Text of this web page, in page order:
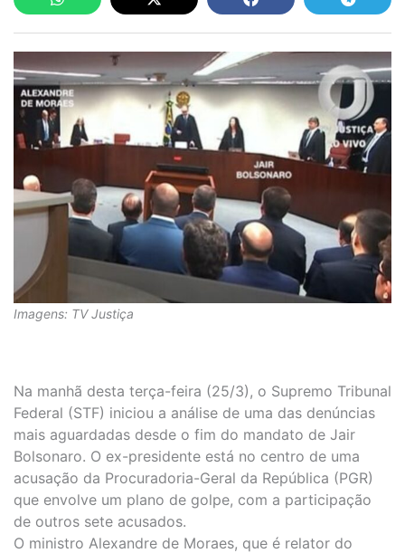
Imagens: TV Justiça
Na manhã desta terça-feira (25/3), o Supremo Tribunal
Federal (STF) iniciou a análise de uma das denúncias
mais aguardadas desde o fim do mandato de Jair
Bolsonaro. O ex-presidente está no centro de uma
acusação da Procuradoria-Geral da República (PGR)
que envolve um plano de golpe, com a participação
de outros sete acusados.
O ministro Alexandre de Moraes, que é relator do